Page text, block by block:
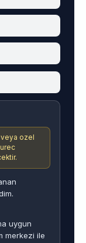
ozel
uygun
merkezi ile